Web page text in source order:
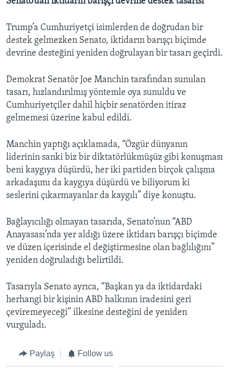
Trump’a Cumhuriyetçi isimlerden de doğrudan bir
destek gelmezken Senato, iktidarın barışçı biçimde
devrine desteğini yeniden doğrulayan bir tasarı geçirdi.
Demokrat Senatör Joe Manchin tarafından sunulan
tasarı, hızlandırılmış yöntemle oya sunuldu ve
Cumhuriyetçiler dahil hiçbir senatörden itiraz
gelmemesi üzerine kabul edildi.
Manchin yaptığı açıklamada, “Özgür dünyanın
liderinin sanki biz bir diktatörlükmüşüz gibi konuşması
beni kaygıya düşürdü, her iki partiden birçok çalışma
arkadaşımı da kaygıya düşürdü ve biliyorum ki
seslerini çıkarmayanlar da kaygılı” diye konuştu.
Bağlayıcılığı olmayan tasarıda, Senato’nun “ABD
Anayasası’nda yer aldığı üzere iktidarı barışçı biçimde
ve düzen içerisinde el değiştirmesine olan bağlılığını”
yeniden doğruladığı belirtildi.
Tasarıyla Senato ayrıca, “Başkan ya da iktidardaki
herhangi bir kişinin ABD halkının iradesini geri
çeviremeyeceği” ilkesine desteğini de yeniden
vurguladı.
Paylaş Follow us